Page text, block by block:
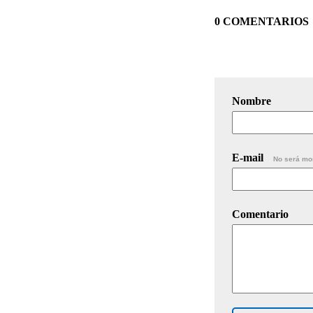
0 COMENTARIOS
Nombre
E-mail No será
Comentario